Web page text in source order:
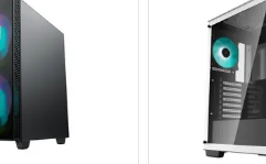
hər daim hazırıq.
bilərsiniz.